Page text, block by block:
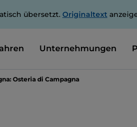
übersetzt. Originaltext
Unternehmungen
Osteria di Campagna